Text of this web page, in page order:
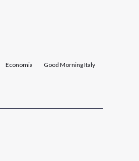
Economia Good Morning Italy